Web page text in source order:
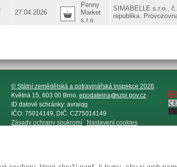
27.04.2026
Penny
Market
s.r.o.
SIMABELLE s.r.o.,
republika.
© Státní zemědělská a potravinářská inspekce 2026.
Květná 15, 603 00 Brno, epodatelna
szpi.gov.cz
ID datové schránky: avraiqg
IČO: 75014149, DIČ: CZ75014149
Zásady ochrany soukromí
Nastavení cookies